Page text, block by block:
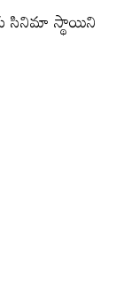
సినిమా స్థాయిని